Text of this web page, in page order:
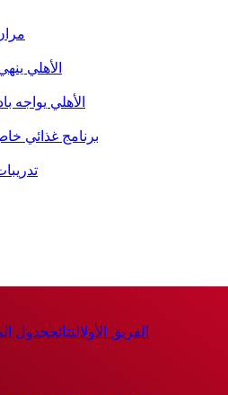
الأهلي
الأهلي يواجه
برنامج غذائي
الفريق الأولالنتائججدول